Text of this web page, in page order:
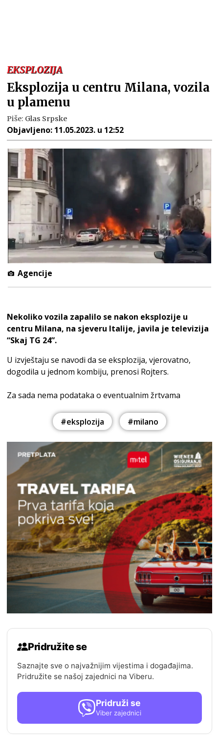
EKSPLOZIJA
Eksplozija u centru Milana, vozila
u plamenu
Piše: Glas Srpske
Objavljeno: 11.05.2023. u 12:52
Agencije
Nekoliko vozila zapalilo se nakon eksplozije u
centru Milana, na sjeveru Italije, javila je televizija
“Skaj TG 24”.
U izvještaju se navodi da se eksplozija, vjerovatno,
dogodila u jednom kombiju, prenosi Rojters.
Za sada nema podataka o eventualnim žrtvama
#eksplozija #milano
Pridružite se
Saznajte sve o najvažnijim vijestima i događajima.
Pridružite se našoj zajednici na Viberu.
Pridruži se
Viber zajednici